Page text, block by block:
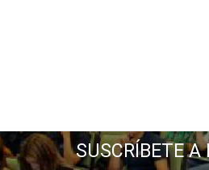
SUSCRÍBETE A